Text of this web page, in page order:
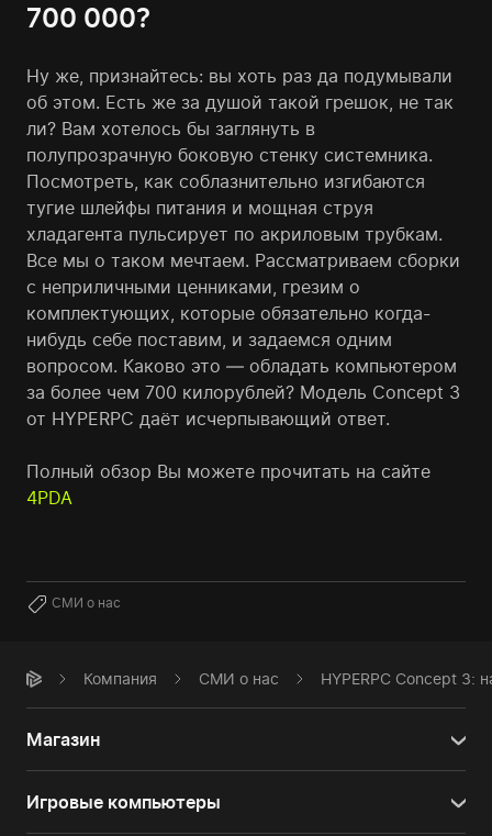
700 000?
Ну же, признайтесь: вы хоть раз да подумывали
об этом. Есть же за душой такой грешок, не так
ли? Вам хотелось бы заглянуть в
полупрозрачную боковую стенку системника.
Посмотреть, как соблазнительно изгибаются
тугие шлейфы питания и мощная струя
хладагента пульсирует по акриловым трубкам.
Все мы о таком мечтаем. Рассматриваем сборки
с неприличными ценниками, грезим о
комплектующих, которые обязательно когда-
нибудь себе поставим, и задаемся одним
вопросом. Каково это — обладать компьютером
за более чем 700 килорублей? Модель Concept 3
от HYPERPC даёт исчерпывающий ответ.
Полный обзор Вы можете прочитать на сайте
4PDA
СМИ о нас
Компания СМИ о нас HYPERPC Concept 3:
Магазин
Игровые компьютеры